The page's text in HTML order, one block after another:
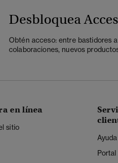
Desbloquea
Obtén acceso: entre bastidores
colaboraciones, nuevos
en línea
sitio